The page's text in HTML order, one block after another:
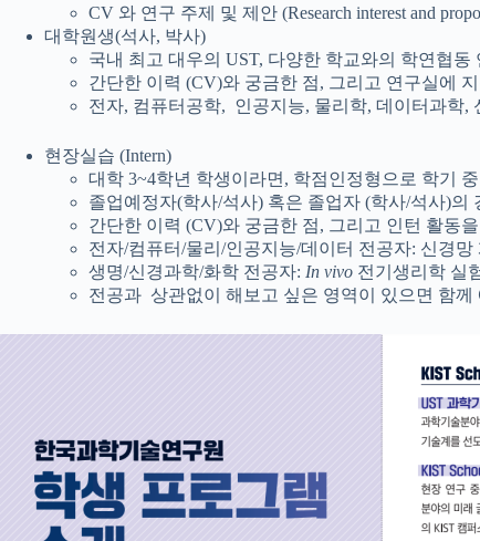
CV 와 연구 주제 및 제안 (Research interest and
대학원생(석사, 박사)
국내 최고 대우의 UST, 다양한 학교와의 학연협
간단한 이력 (CV)와 궁금한 점, 그리고 연구실에
전자, 컴퓨터공학, 인공지능, 물리학, 데이터과학,
현장실습 (Intern)
대학 3~4학년 학생이라면, 학점인정형으로 학기
졸업예정자(학사/석사) 혹은 졸업자 (학사/석사)
간단한 이력 (CV)와 궁금한 점, 그리고 인턴 활동
전자/컴퓨터/물리/인공지능/데이터 전공자: 신경망
생명/신경과학/화학 전공자: In vivo 전기생리학 실
전공과 상관없이 해보고 싶은 영역이 있으면 함께